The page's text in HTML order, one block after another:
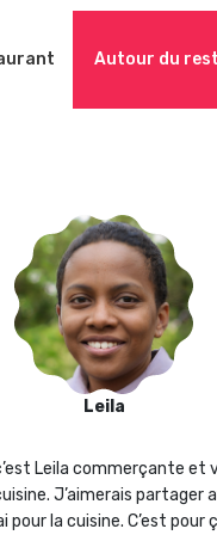
Autour du
Leila
Leila commerçante et
J’aimerais partager
pour la cuisine. C’est pour